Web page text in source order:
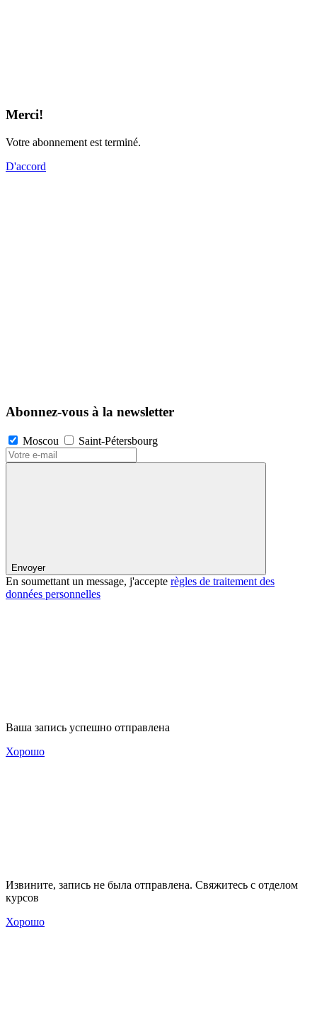
Merci!
Votre abonnement est terminé.
D'accord
Abonnez-vous à la newsletter
Moscou Saint-Pétersbourg
Envoyer
En soumettant un message, j'accepte règles de traitement des
données personnelles
Ваша запись успешно отправлена
Хорошо
Извините, запись не была отправлена. Свяжитесь с отделом
курсов
Хорошо